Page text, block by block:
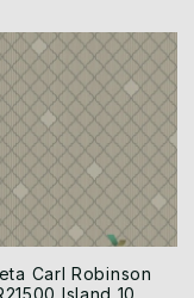
Carl Robinson